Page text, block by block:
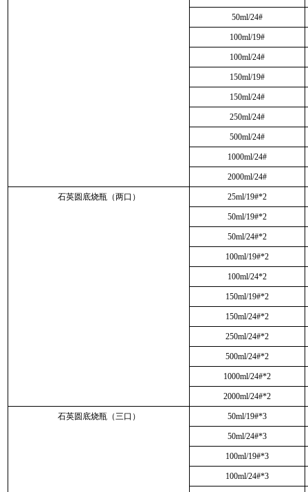
50ml/24#
100ml/19#
100ml/24#
150ml/19#
150ml/24#
250ml/24#
500ml/24#
1000ml/24#
2000ml/24#
石英圆底烧瓶（两口） 25ml/19#*2
50ml/19#*2
50ml/24#*2
100ml/19#*2
100ml/24*2
150ml/19#*2
150ml/24#*2
250ml/24#*2
500ml/24#*2
1000ml/24#*2
2000ml/24#*2
石英圆底烧瓶（三口） 50ml/19#*3
50ml/24#*3
100ml/19#*3
100ml/24#*3